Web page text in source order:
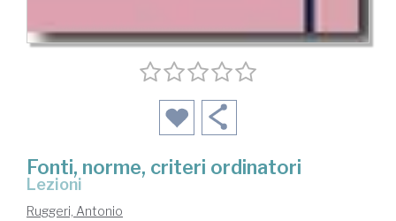
Fonti, norme, criteri ordinatori
lezioni
Ruggeri, Antonio